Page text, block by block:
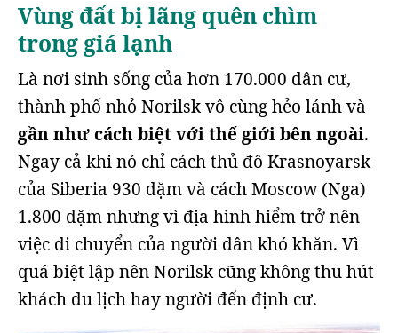
Vùng đất bị lãng quên chìm
trong giá lạnh
Là nơi sinh sống của hơn 170.000 dân cư,
thành phố nhỏ Norilsk vô cùng hẻo lánh và
gần như cách biệt với thế giới bên ngoài.
Ngay cả khi nó chỉ cách thủ đô Krasnoyarsk
của Siberia 930 dặm và cách Moscow (Nga)
1.800 dặm nhưng vì địa hình hiểm trở nên
việc di chuyển của người dân khó khăn. Vì
quá biệt lập nên Norilsk cũng không thu hút
khách du lịch hay người đến định cư.